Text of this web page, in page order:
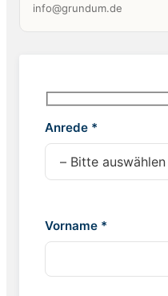
info@grundum.de
Anrede *
Vorname *